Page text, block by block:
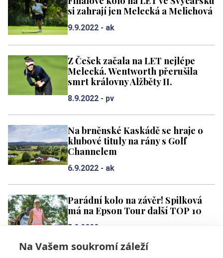
Na Vašem soukromí záleží
si zahrají jen Melecká a Melichová
9.9.2022 - ak
Z Češek začala na LET nejlépe
Melecká. Wentworth přerušila
smrt královny Alžběty II.
8.9.2022 - pv
Na brněnské Kaskádě se hraje o
klubové tituly na rány s Golf
Channelem
6.9.2022 - ak
Parádní kolo na závěr! Spilková
má na Epson Tour další TOP 10
5.9.2022 -